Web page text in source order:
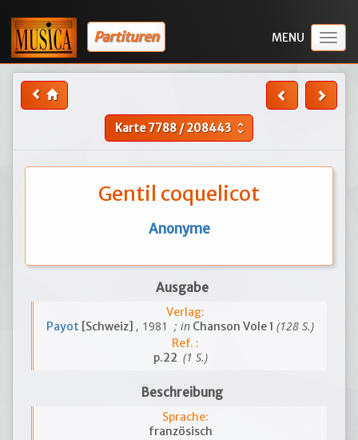
Partituren
Karte7788/208443 unfold_more
Gentil coquelicot
Anonyme
Ausgabe
Verlag:
Payot [Schweiz] , 1981 ; in Chanson Vole 1 (128 S.)
Ref. :
p.22 (1 S.)
Beschreibung
Sprache:
französisch